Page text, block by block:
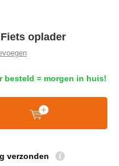
oplader
besteld = morgen in huis!
verzonden